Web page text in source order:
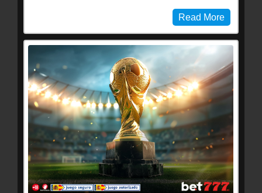
Read More